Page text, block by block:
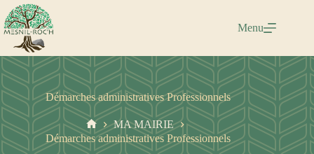
Passer
au
contenu
Menu
Démarches administratives Professionnels
Accueil
MA MAIRIE
Démarches administratives Professionnels